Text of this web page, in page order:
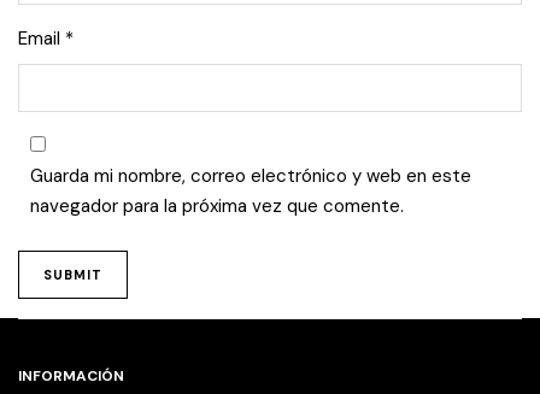
Email *
Guarda mi nombre, correo electrónico y web en este
navegador para la próxima vez que comente.
INFORMACIÓN